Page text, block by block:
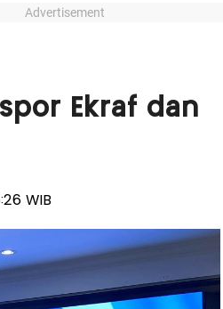
Advertisement
Ekraf dan
WIB